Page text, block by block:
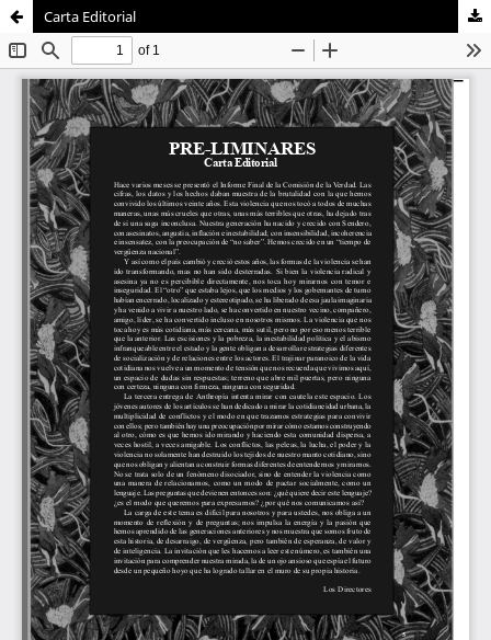
Sistema de
Bibliotecas
Facultad de
Ciencias Sociales
Carta Editorial